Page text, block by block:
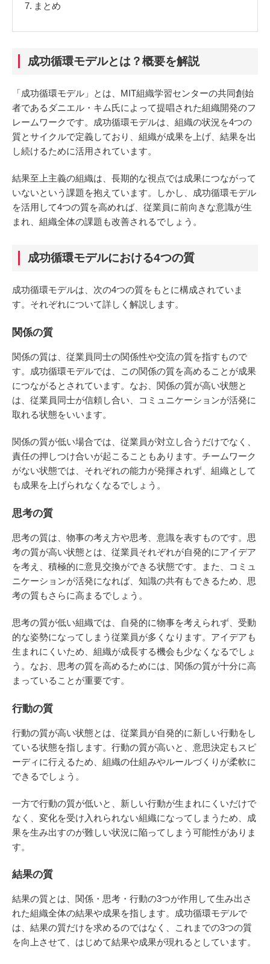
7. まとめ
成功循環モデルとは？概要を解説
「成功循環モデル」とは、MIT組織学習センターの共同創始
者であるダニエル・キム氏によって提唱された組織開発のフ
レームワークです。成功循環モデルは、組織の状況を4つの
質とサイクルで定義しており、組織が成果を上げ、結果を出
し続けるために活用されています。
結果至上主義の組織は、長期的な視点では成果につながって
いないという課題を抱えています。しかし、成功循環モデル
を活用して4つの質を高めれば、従業員に前向きな意識が生
まれ、組織全体の課題も改善されるでしょう。
成功循環モデルにおける4つの質
成功循環モデルは、次の4つの質をもとに構成されていま
す。それぞれについて詳しく解説します。
関係の質
関係の質は、従業員同士の関係性や交流の質を指すもので
す。成功循環モデルでは、この関係の質を高めることが成果
につながるとされています。なお、関係の質が高い状態と
は、従業員同士が信頼し合い、コミュニケーションが活発に
取れる状態をいいます。
関係の質が低い場合では、従業員が対立し合うだけでなく、
責任の押しつけ合いが起こることもあります。チームワーク
がない状態では、それぞれの能力が発揮されず、組織として
も成果を上げられなくなるでしょう。
思考の質
思考の質は、物事の考え方や思考、意識を表すものです。思
考の質が高い状態とは、従業員それぞれが自発的にアイデア
を考え、積極的に意見交換ができる状態です。また、コミュ
ニケーションが活発になれば、知識の共有もできるため、思
考の質もさらに高まるでしょう。
思考の質が低い組織では、自発的に物事を考えられず、受動
的な姿勢になってしまう従業員が多くなります。アイデアも
生まれにくいため、組織が成長する機会も少なくなるでしょ
う。なお、思考の質を高めるためには、関係の質が十分に高
まっていることが重要です。
行動の質
行動の質が高い状態とは、従業員が自発的に新しい行動をし
ている状態を指します。行動の質が高いと、意思決定もスピ
ーディに行えるため、組織の仕組みやルールづくりが柔軟に
できるでしょう。
一方で行動の質が低いと、新しい行動が生まれにくいだけで
なく、変化を受け入れられない組織になってしまうため、成
果を生み出すのが難しい状況に陥ってしまう可能性がありま
す。
結果の質
結果の質とは、関係・思考・行動の3つが作用して生み出さ
れた組織全体の結果や成果を指します。成功循環モデルで
は、結果の質だけを求めるのではなく、これまでの3つの質
を向上させて、はじめて結果や成果が現れるとしています。